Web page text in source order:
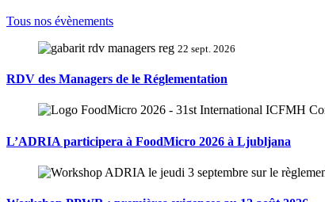
Tous nos évènements
22 sept. 2026
RDV des Managers de le Réglementation
L’ADRIA participera à FoodMicro 2026 à Ljubljana